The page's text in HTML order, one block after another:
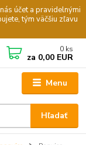
účet a pravidelnými
tým väčšiu zľavu
Menu
Hľadať
0 ks
za 0,00 EUR